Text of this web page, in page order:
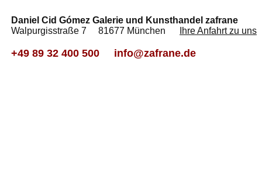
Daniel Cid Gómez Galerie und Kunsthandel zafrane
Walpurgisstraße 7 81677 München
Ihre Anfahrt zu uns
+49 89 32 400 500 info@zafrane.de